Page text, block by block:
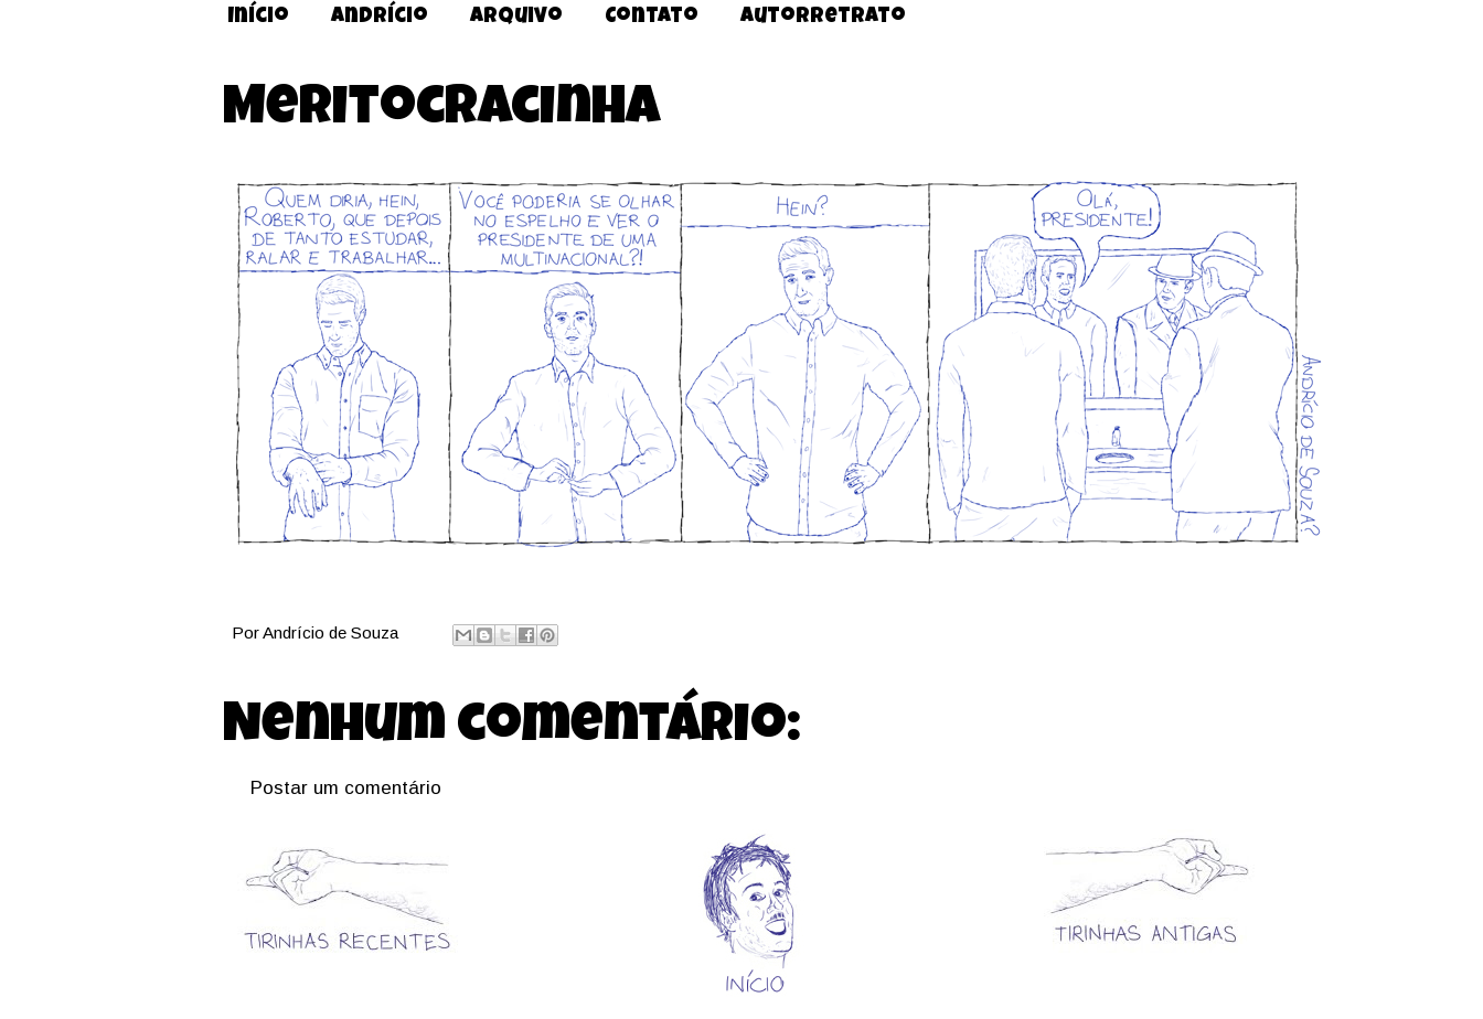
Início Andrício Arquivo Contato Autorretrato
Meritocracinha
PorAndrício de Souza
Nenhum comentário:
Postar um comentário